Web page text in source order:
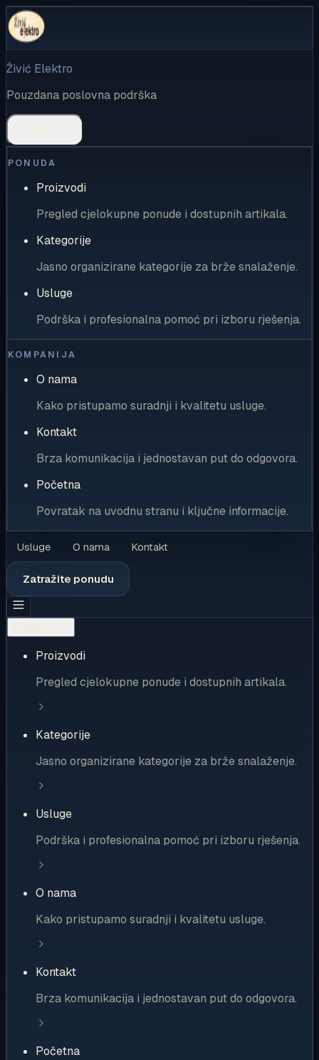
Živić Elektro
Pouzdana poslovna podrška
PONUDA
Proizvodi
Pregled cjelokupne ponude i dostupnih artikala.
Kategorije
Jasno organizirane kategorije za brže snalaženje.
Usluge
Podrška i profesionalna pomoć pri izboru rješenja.
KOMPANIJA
O nama
Kako pristupamo suradnji i kvalitetu usluge.
Kontakt
Brza komunikacija i jednostavan put do odgovora.
Početna
Povratak na uvodnu stranu i ključne informacije.
Usluge O nama Kontakt
Zatražite ponudu
Proizvodi
Pregled cjelokupne ponude i dostupnih artikala.
Kategorije
Jasno organizirane kategorije za brže snalaženje.
Usluge
Podrška i profesionalna pomoć pri izboru rješenja.
O nama
Kako pristupamo suradnji i kvalitetu usluge.
Kontakt
Brza komunikacija i jednostavan put do odgovora.
Početna